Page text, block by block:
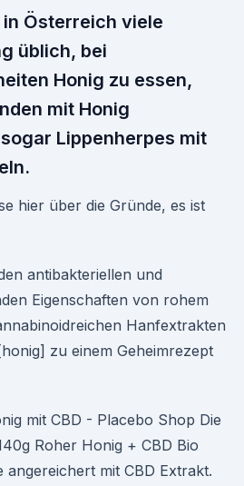
Österreich viele
üblich, bei
Honig zu essen,
mit Honig
Lippenherpes mit
hier über die Gründe, es ist
antibakteriellen und
Eigenschaften von rohem
Hanfextrakten
zu einem Geheimrezept
mit CBD - Placebo Shop Die
Roher Honig + CBD Bio
angereichert mit CBD Extrakt.